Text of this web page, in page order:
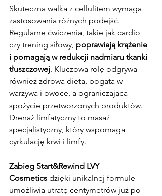
Skuteczna walka z cellulitem wymaga
zastosowania różnych podejść.
Regularne ćwiczenia, takie jak cardio
czy trening siłowy, poprawiają krążenie
i pomagają w redukcji nadmiaru tkanki
tłuszczowej. Kluczową rolę odgrywa
również zdrowa dieta, bogata w
warzywa i owoce, a ograniczająca
spożycie przetworzonych produktów.
Drenaż limfatyczny to masaż
specjalistyczny, który wspomaga
cyrkulację krwi i limfy.
Zabieg Start&Rewind LVY
Cosmetics dzięki unikalnej formule
umożliwia utratę centymetrów już po